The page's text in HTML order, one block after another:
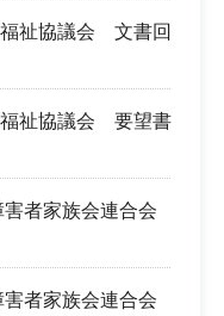
祉協議会 文書回
祉協議会 要望書
害者家族会連合会
害者家族会連合会